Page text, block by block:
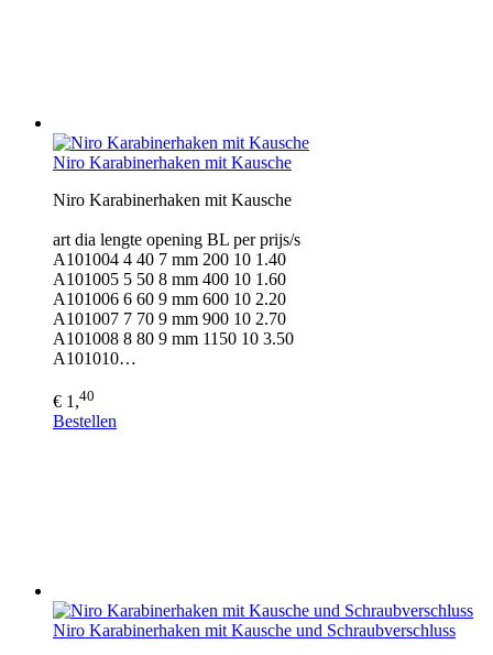
Niro Karabinerhaken mit Kausche
Niro Karabinerhaken mit Kausche
art dia lengte opening BL per prijs/s
A101004 4 40 7 mm 200 10 1.40
A101005 5 50 8 mm 400 10 1.60
A101006 6 60 9 mm 600 10 2.20
A101007 7 70 9 mm 900 10 2.70
A101008 8 80 9 mm 1150 10 3.50
A101010…
€ 1,40
Bestellen
Niro Karabinerhaken mit Kausche und Schraubverschluss